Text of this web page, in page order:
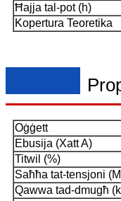
Ħajja tal-pot (h)
Kopertura Teoretika
Oġġett
Ebusija (Xatt A)
Titwil (%)
Saħħa tat-tensjoni
Qawwa tad-dmugħ